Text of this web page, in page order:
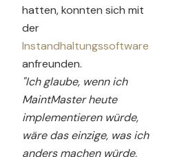
hatten, konnten sich mit
der
Instandhaltungssoftware
anfreunden.
"Ich glaube, wenn ich
MaintMaster heute
implementieren würde,
wäre das einzige, was ich
anders machen würde,